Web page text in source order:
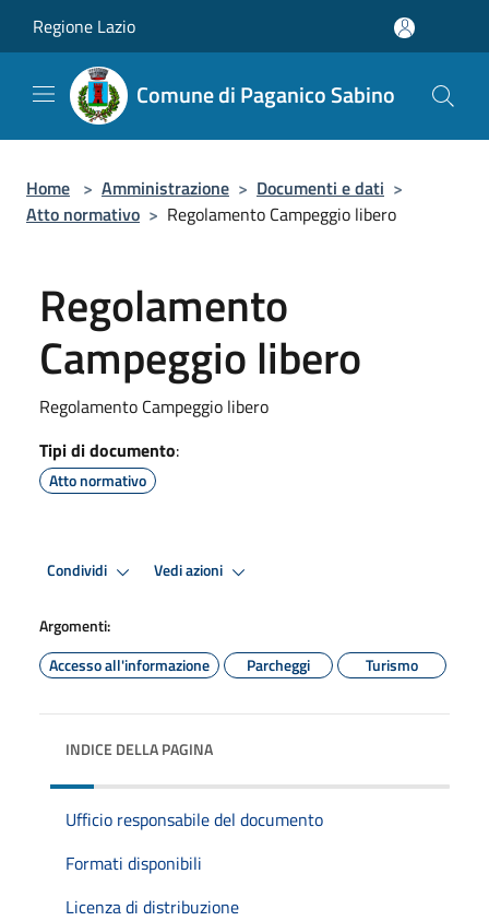
Regione Lazio
Comune di Paganico Sabino
Home > Amministrazione > Documenti e dati >
Atto normativo > Regolamento Campeggio libero
Regolamento
Campeggio libero
Regolamento Campeggio libero
Tipi di documento:
Atto normativo
Condividi Vedi azioni
Argomenti:
Accesso all'informazione
Parcheggi Turismo
INDICE DELLA PAGINA
Ufficio responsabile del documento
Formati disponibili
Licenza di distribuzione